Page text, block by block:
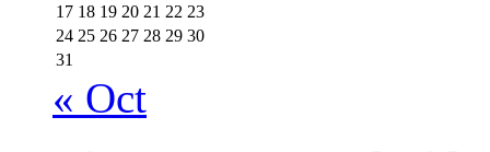
17 18 19 20 21 22 23
24 25 26 27 28 29 30
31
« Oct